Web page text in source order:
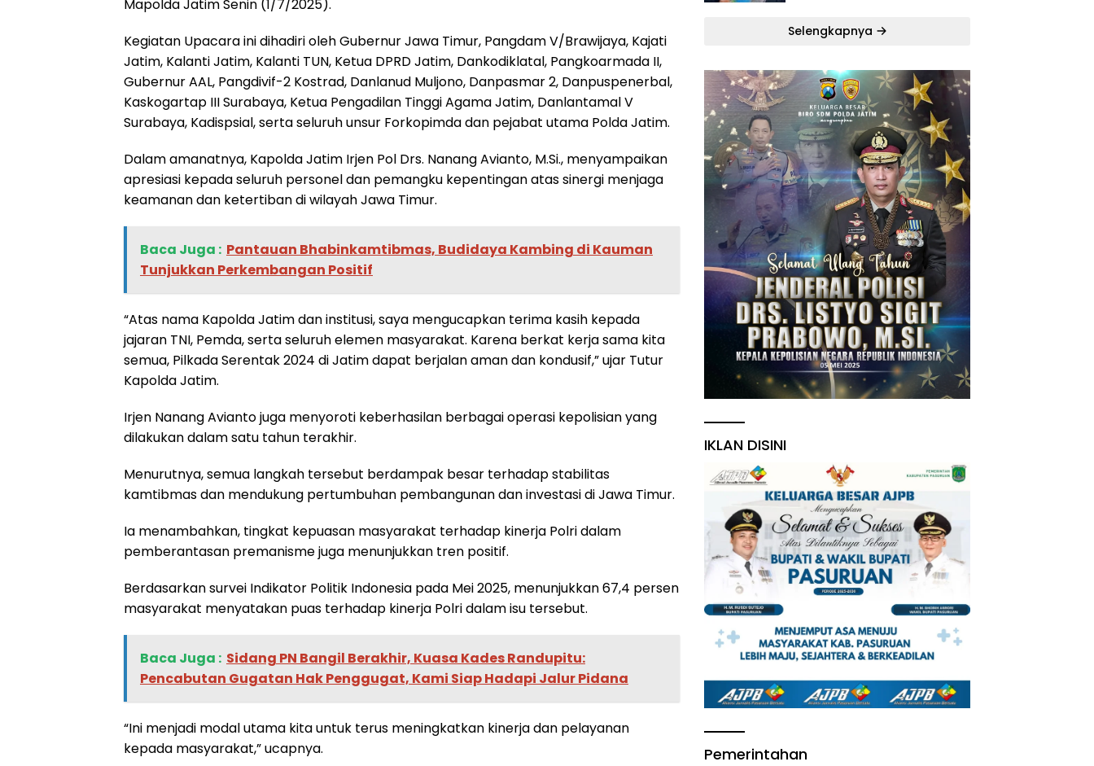
Mapolda Jatim Senin (1/7/2025).
Kegiatan Upacara ini dihadiri oleh Gubernur Jawa Timur, Pangdam V/Brawijaya, Kajati
Jatim, Kalanti Jatim, Kalanti TUN, Ketua DPRD Jatim, Dankodiklatal, Pangkoarmada II,
Gubernur AAL, Pangdivif-2 Kostrad, Danlanud Muljono, Danpasmar 2, Danpuspenerbal,
Kaskogartap III Surabaya, Ketua Pengadilan Tinggi Agama Jatim, Danlantamal V
Surabaya, Kadispsial, serta seluruh unsur Forkopimda dan pejabat utama Polda Jatim.
Dalam amanatnya, Kapolda Jatim Irjen Pol Drs. Nanang Avianto, M.Si., menyampaikan
apresiasi kepada seluruh personel dan pemangku kepentingan atas sinergi menjaga
keamanan dan ketertiban di wilayah Jawa Timur.
Baca Juga : Pantauan Bhabinkamtibmas, Budidaya Kambing di Kauman
Tunjukkan Perkembangan Positif
“Atas nama Kapolda Jatim dan institusi, saya mengucapkan terima kasih kepada
jajaran TNI, Pemda, serta seluruh elemen masyarakat. Karena berkat kerja sama kita
semua, Pilkada Serentak 2024 di Jatim dapat berjalan aman dan kondusif,” ujar Tutur
Kapolda Jatim.
Irjen Nanang Avianto juga menyoroti keberhasilan berbagai operasi kepolisian yang
dilakukan dalam satu tahun terakhir.
Menurutnya, semua langkah tersebut berdampak besar terhadap stabilitas
kamtibmas dan mendukung pertumbuhan pembangunan dan investasi di Jawa Timur.
Ia menambahkan, tingkat kepuasan masyarakat terhadap kinerja Polri dalam
pemberantasan premanisme juga menunjukkan tren positif.
Berdasarkan survei Indikator Politik Indonesia pada Mei 2025, menunjukkan 67,4 persen
masyarakat menyatakan puas terhadap kinerja Polri dalam isu tersebut.
Baca Juga : ‎Sidang PN Bangil Berakhir, Kuasa Kades Randupitu:
Pencabutan Gugatan Hak Penggugat, Kami Siap Hadapi Jalur Pidana
“Ini menjadi modal utama kita untuk terus meningkatkan kinerja dan pelayanan
kepada masyarakat,” ucapnya.
Selengkapnya
IKLAN DISINI
Pemerintahan